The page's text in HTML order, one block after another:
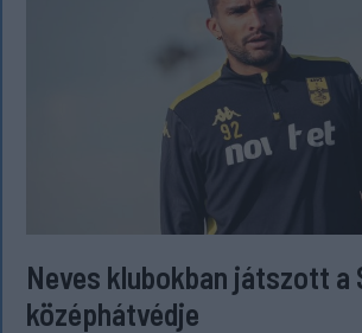
Neves klubokban játszott a
középhátvédje